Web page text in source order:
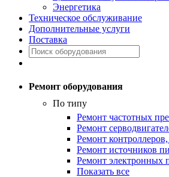
Энергетика
Техническое обслуживание
Дополнительные услуги
Поставка
Ремонт оборудования
По типу
Ремонт частотных
Ремонт
Ремонт
Ремонт источников
Ремонт электронных
Показать все